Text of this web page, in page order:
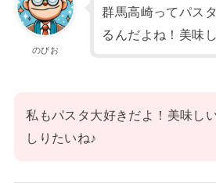
のびお
群馬高崎ってパス
るんだよね！美味
私もパスタ大好きだよ！美味し
しりたいね♪